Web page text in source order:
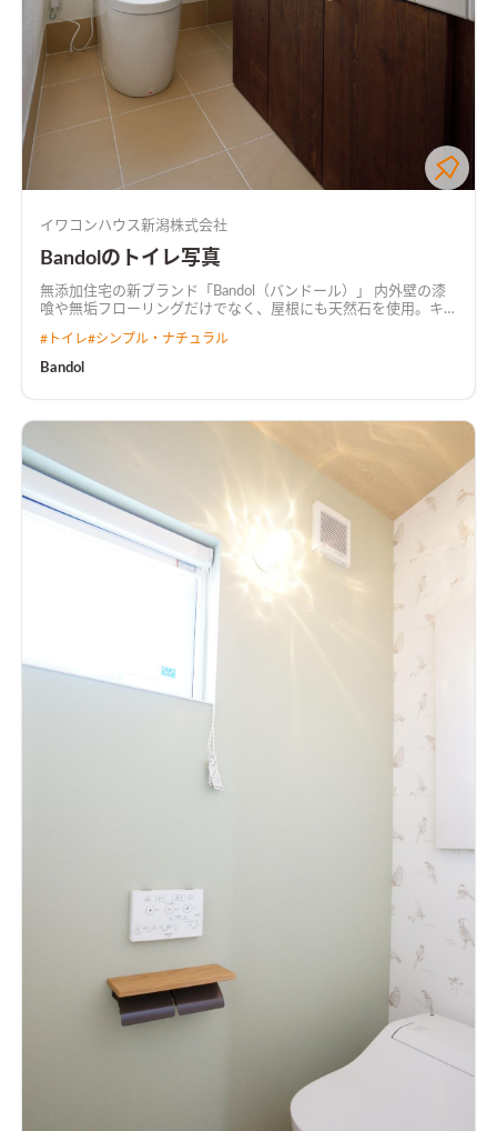
イワコンハウス新潟株式会社
Bandolのトイレ写真
無添加住宅の新ブランド「Bandol（バンドール）」 内外壁の漆
喰や無垢フローリングだけでなく、屋根にも天然石を使用。キ
もが無添加住宅オリジナル製品によるオーダーメイドです。
# トイレ#シンプル・ナチュラル
Bandol